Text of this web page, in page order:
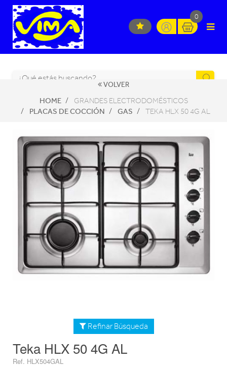
0
VOLVER
HOME GRANDES ELECTRODOMÉSTICOS
PLACAS DE COCCIÓN GAS TEKA HLX 50 4G AL
Refinar Búsqueda
Teka HLX 50 4G AL
Ref. HLX504GAL